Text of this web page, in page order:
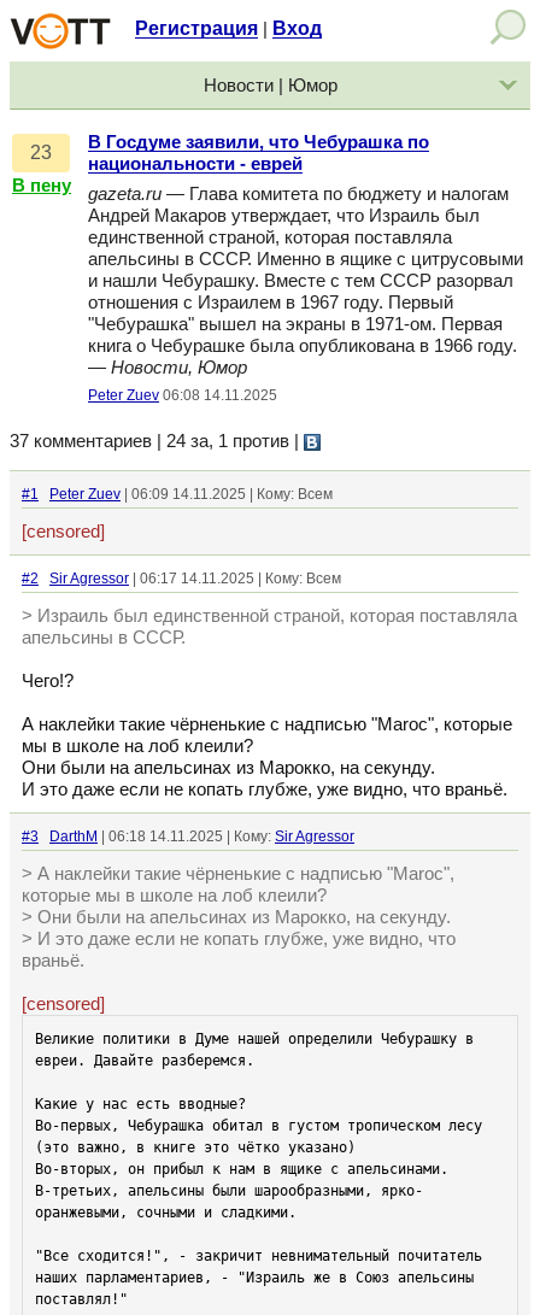
Регистрация Вход
Новости | Юмор
23
В пену
В Госдуме заявили, что Чебурашка по
национальности - еврей
gazeta.ru — Глава комитета по бюджету и налогам
Андрей Макаров утверждает, что Израиль был
единственной страной, которая поставляла
апельсины в СССР. Именно в ящике с цитрусовыми
и нашли Чебурашку. Вместе с тем СССР разорвал
отношения с Израилем в 1967 году. Первый
"Чебурашка" вышел на экраны в 1971-ом. Первая
книга о Чебурашке была опубликована в 1966 году.
— Новости, Юмор
Peter Zuev 06:08 14.11.2025
37 комментариев | 24 за, 1 против
#1 Peter Zuev | 06:09 14.11.2025 | Кому: Всем
[censored]
#2 Sir Agressor | 06:17 14.11.2025 | Кому: Всем
> Израиль был единственной страной, которая поставляла
апельсины в СССР.
Чего!?
А наклейки такие чёрненькие с надписью "Maroc", которые
мы в школе на лоб клеили?
Они были на апельсинах из Марокко, на секунду.
И это даже если не копать глубже, уже видно, что враньё.
#3 DarthM | 06:18 14.11.2025 | Кому: Sir Agressor
> А наклейки такие чёрненькие с надписью "Maroc",
которые мы в школе на лоб клеили?
> Они были на апельсинах из Марокко, на секунду.
> И это даже если не копать глубже, уже видно, что
враньё.
[censored]
Великие политики в Думе нашей определили Чебурашку в
евреи. Давайте разберемся.
Какие у нас есть вводные?
Во-первых, Чебурашка обитал в густом тропическом лесу
(это важно, в книге это чётко указано)
Во-вторых, он прибыл к нам в ящике с апельсинами.
В-третьих, апельсины были шарообразными, ярко-
оранжевыми, сочными и сладкими.
"Все сходится!", - закричит невнимательный почитатель
наших парламентариев, - "Израиль же в Союз апельсины
поставлял!"